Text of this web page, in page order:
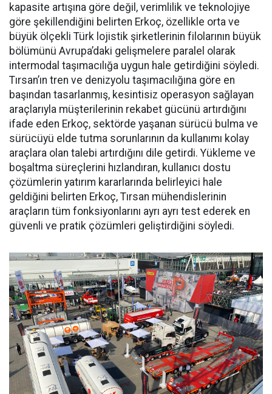
kapasi­te artışına göre değil, verimlilik ve teknolojiye
göre şekillendiği­ni belirten Erkoç, özellikle orta ve
büyük ölçekli Türk lojistik şirket­lerinin filolarının büyük
bölümü­nü Avrupa’daki gelişmelere para­lel olarak
intermodal taşımacılı­ğa uygun hale getirdiğini söyledi.
Tırsan’ın tren ve denizyolu taşı­macılığına göre en
başından ta­sarlanmış, kesintisiz operasyon sağlayan
araçlarıyla müşterile­rinin rekabet gücünü artırdığını
ifade eden Erkoç, sektörde yaşa­nan sürücü bulma ve
sürücüyü el­de tutma sorunlarının da kullanı­mı kolay
araçlara olan talebi ar­tırdığını dile getirdi. Yükleme ve
boşaltma süreçlerini hızlandıran, kullanıcı dostu
çözümlerin yatı­rım kararlarında belirleyici hale
geldiğini belirten Erkoç, Tırsan mühendislerinin
araçların tüm fonksiyonlarını ayrı ayrı test ede­rek en
güvenli ve pratik çözümleri geliştirdiğini söyledi.